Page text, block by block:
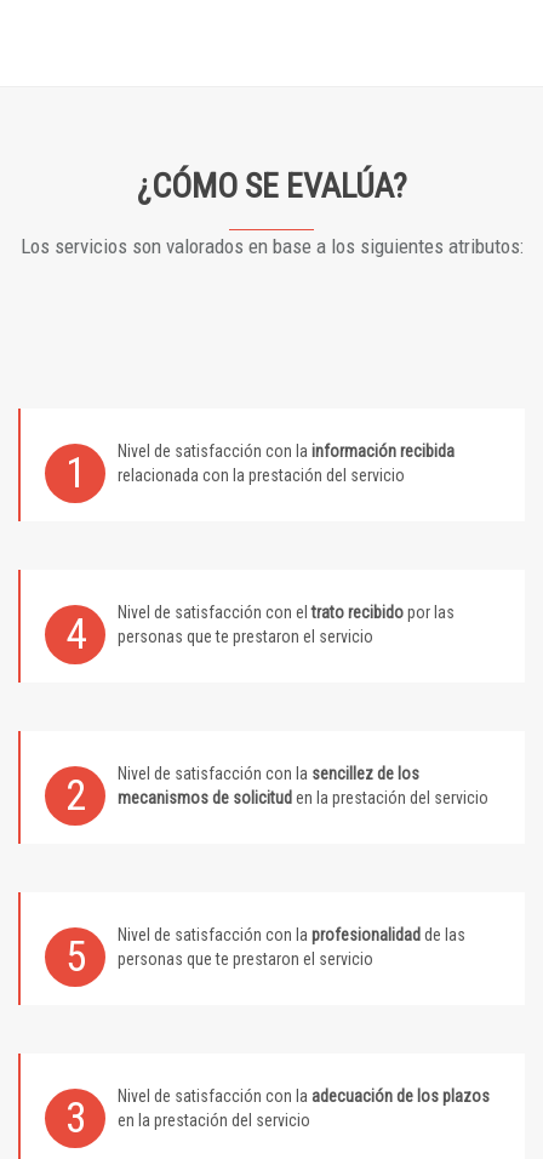
¿CÓMO SE EVALÚA?
Los servicios son valorados en base a los siguientes atributos:
1 Nivel de satisfacción con la información recibida
relacionada con la prestación del servicio
4 Nivel de satisfacción con eltrato recibidopor las
personas que te prestaron el servicio
2 Nivel de satisfacción con la sencillez de los
mecanismos de solicitud en la prestación del servicio
5 Nivel de satisfacción con la profesionalidad de las
personas que te prestaron el servicio
3 Nivel de satisfacción con la adecuación de los plazos
en la prestación del servicio